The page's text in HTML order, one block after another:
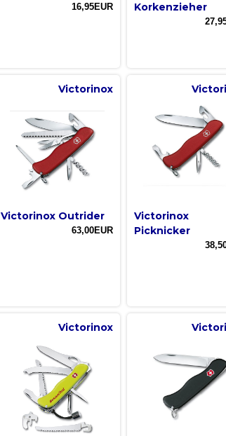
16,95EUR
Korkenzieher
Victorinox
Victorinox Outrider
63,00EUR
Victorinox
Picknicker
Victorinox